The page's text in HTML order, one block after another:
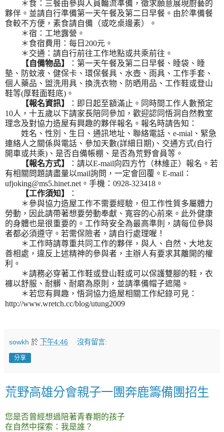
＊食：三餐由參與人員輪流準備，徵求願意展現廚藝的
夥伴。並請自行準備第一天午餐及第二日早餐。由於準備餐
食較不方便，素食請自備（或吃桌邊素）。
＊宿：工地露營。
＊食宿費用：每日200元。
＊交通：請自行前往工作地點或共乘前往。
【自備物品】
：第一天午餐及第二日早餐、睡袋、睡
墊、防蚊液、健保卡、環保餐具、水壺、雨具、工作手套、
個人藥品、盥洗用具、換洗衣物、防晒用品、工作鞋或登山
鞋等(厚鞋面鞋底)。
【報名資訊】
：即日起至額滿止。同時間工作人數預定
10人，十五歲以下請家長陪同參加，歡迎認同悟洞自然教室
理念及對協力造屋有興趣的夥伴報名。報名時請告知：
姓名、性別、生日、通訊地址、聯絡電話、e-mial、緊急
連絡人之關係與電話、參加天數(詳細日期)、交通方式(自行
開車或共乘)、是否自備帳棚、是否為荒野會員等。
【報名方式】
：請以E-mail向四方竹（林維正）報名。若
有相關問題請盡量以mail詢問，一定會回覆。E-mail：
ufjoking@ms5.hinet.net。手機：0928-323418。
【工作須知】
：
＊參與協力造屋工作不需要經驗，但工作性質多屬體力
勞動，因此請帶著想要勞動奉獻、寬容的心前來。此外健康
的身體也是很重要的。工作時安全為最高準則，請每位參與
者都必須遵守。若需保險者，請自行處理喔！
＊工作時請尊重共同工作的夥伴，與人、自然、大地友
善相處，違反上述精神的參與者，主辦人有要求其離開的權
利。
＊請務必穿著工作鞋或登山鞋或可以保護雙腳的鞋，衣
褲以舒服、耐髒、耐磨為原則，並請準備帽子遮陽。
＊若您有興趣，悟洞協力造屋相關工作紀錄可見：
http://www.wretch.cc/blog/utung2009
sowkh 於 下午4:46 沒有留言:
分享
荒野高雄分會親子一團奔鹿籌備團招生
您是否曾經想過陪著青春期的孩子
在自然中探索：我是誰？